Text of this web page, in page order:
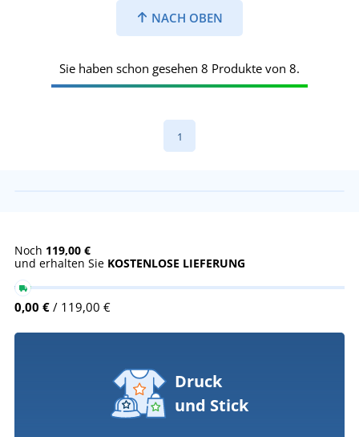
NACH OBEN
Sie haben schon gesehen 8 Produkte von 8.
1
Noch 119,00 €
und erhalten Sie KOSTENLOSE LIEFERUNG
0,00 € / 119,00 €
Druck
und Stick